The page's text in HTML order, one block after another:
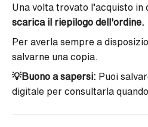
Una volta trovato l’acquisto in
scarica il riepilogo dell'ordine.
Per averla sempre a
salvarne una copia.
💡Buono a sapersi: Puoi
digitale per consultarla quando